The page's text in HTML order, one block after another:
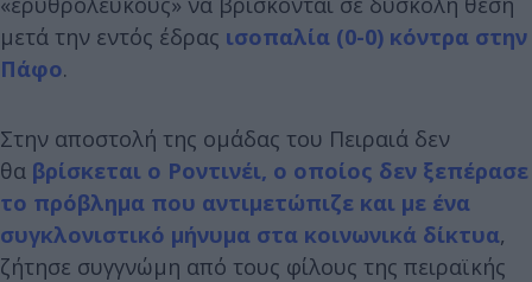
μετά την εντός έδρας ισοπαλία (0-0) κόντρα στην
Πάφο.
Στην αποστολή της ομάδας του Πειραιά δεν
θα βρίσκεται ο Ροντινέι, ο οποίος δεν ξεπέρασε
το πρόβλημα που αντιμετώπιζε και με ένα
συγκλονιστικό μήνυμα στα κοινωνικά δίκτυα,
ζήτησε συγγνώμη από τους φίλους της πειραϊκής